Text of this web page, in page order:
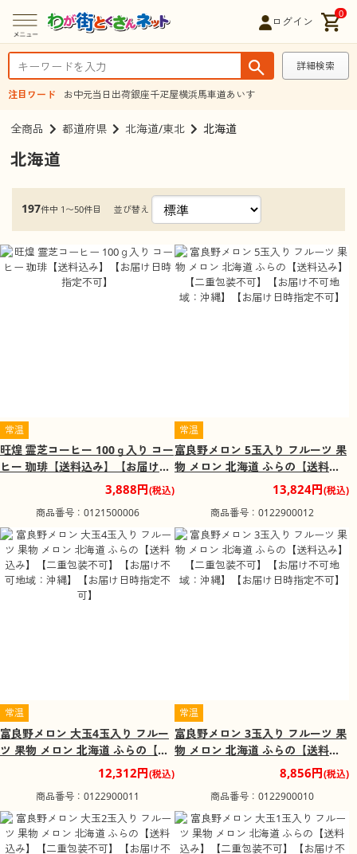
ログイン
0
詳細検索
注目ワード お中元当日出荷銀座千疋屋横浜馬車道あいす
全商品 都道府県 北海道/東北 北海道
北海道
197件中 1〜50件目 並び替え
常温
旺煌 霊芝コーヒー 100ｇ入り コー
ヒー 珈琲【送料込み】【お届け日
3,888円(税込)
商品番号：0121500006
常温
富良野メロン 5玉入り フルーツ 果
物 メロン 北海道 ふらの【送料込
み】【二重包装不可】【お届け不
可地域：沖縄】【お届け日時指定
13,824円(税込)
商品番号：0122900012
常温
富良野メロン 大玉4玉入り フルー
ツ 果物 メロン 北海道 ふらの【送
料込み】【二重包装不可】【お届
け不可地域：沖縄】【お届け日時
指定不可】
12,312円(税込)
商品番号：0122900011
常温
富良野メロン 3玉入り フルーツ 果
物 メロン 北海道 ふらの【送料込
み】【二重包装不可】【お届け不
可地域：沖縄】【お届け日時指定
8,856円(税込)
商品番号：0122900010